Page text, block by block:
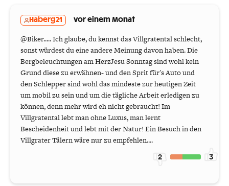
Haberg21 vor einem Monat
@Biker..... Ich glaube, du kennst das Villgratental schlecht,
sonst würdest du eine andere Meinung davon haben. Die
Bergbeleuchtungen am HerzJesu Sonntag sind wohl kein
Grund diese zu erwähnen- und den Sprit für's Auto und
den Schlepper sind wohl das mindeste zur heutigen Zeit
um mobil zu sein und um die tägliche Arbeit erledigen zu
können, denn mehr wird eh nicht gebraucht! Im
Villgratental lebt man ohne Luxus, man lernt
Bescheidenheit und lebt mit der Natur! Ein Besuch in den
Villgrater Tälern wäre nur zu empfehlen....
2 3